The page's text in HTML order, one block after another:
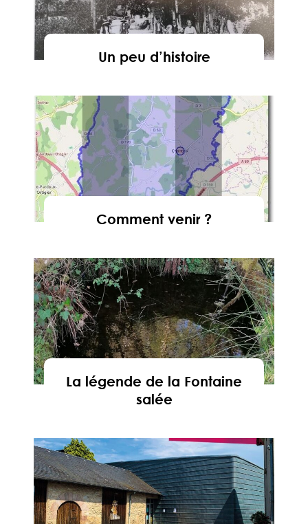
Un peu d’histoire
Comment venir ?
La légende de la Fontaine
salée